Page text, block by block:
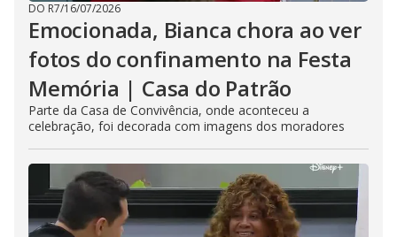
DO R7/16/07/2026
Emocionada, Bianca chora ao ver
fotos do confinamento na Festa
Memória | Casa do Patrão
Parte da Casa de Convivência, onde aconteceu a
celebração, foi decorada com imagens dos moradores